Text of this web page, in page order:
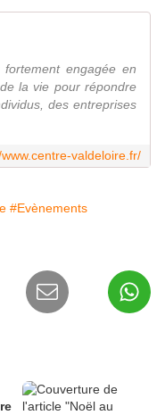
engagée en
la vie pour répondre
des entreprises
valdeloire.fr/
#Evènements